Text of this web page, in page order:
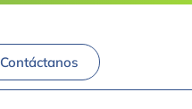
Contáctanos